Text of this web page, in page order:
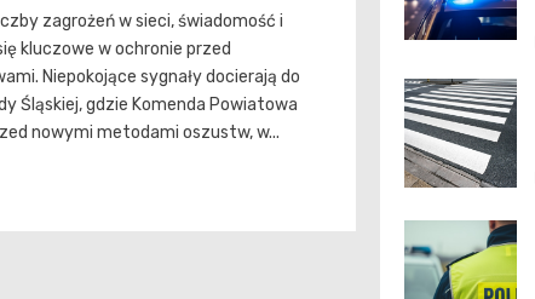
zagrożeń w sieci, świadomość i
kluczowe w ochronie przed
Niepokojące sygnały docierają do
Śląskiej, gdzie Komenda Powiatowa
nowymi metodami oszustw, w...